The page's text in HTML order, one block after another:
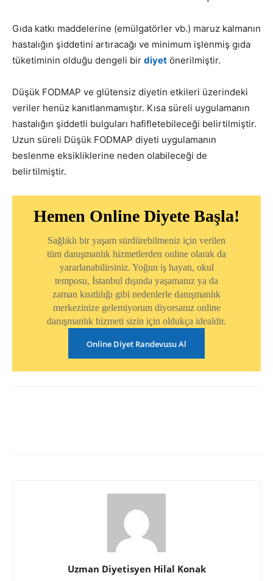
Gıda katkı maddelerine (emülgatörler vb.) maruz kalmanın
hastalığın şiddetini artıracağı ve minimum işlenmiş gıda
tüketiminin olduğu dengeli bir diyet önerilmiştir.
Düşük FODMAP ve glütensiz diyetin etkileri üzerindeki
veriler henüz kanıtlanmamıştır. Kısa süreli uygulamanın
hastalığın şiddetli bulguları hafifletebileceği belirtilmiştir.
Uzun süreli Düşük FODMAP diyeti uygulamanın
beslenme eksikliklerine neden olabileceği de
belirtilmiştir.
Hemen Online Diyete Başla!
Sağlıklı bir yaşam sürdürebilmeniz için verilen
tüm danışmanlık hizmetlerden online olarak da
yararlanabilirsiniz. Yoğun iş hayatı, okul
temposu, İstanbul dışında yaşamanız ya da
zaman kısıtlılığı gibi nedenlerle danışmanlık
merkezinize gelemiyorum diyorsanız online
danışmanlık hizmeti sizin için oldukça idealdir.
Online Diyet Randevusu Al
Uzman Diyetisyen Hilal Konak